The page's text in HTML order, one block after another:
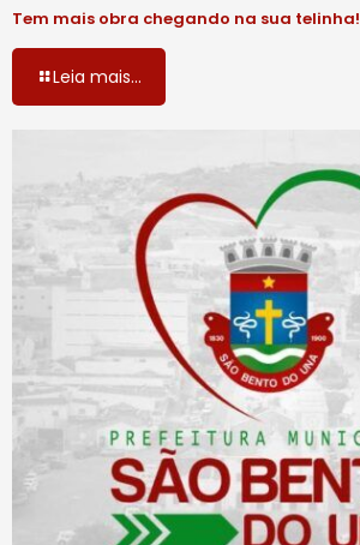
Tem mais obra chegando na sua telinha!
Leia mais...